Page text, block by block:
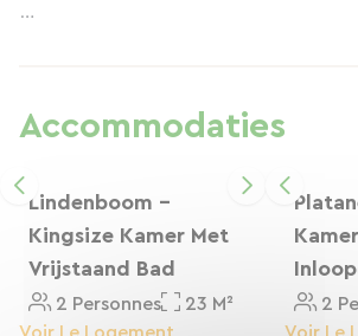
haute qualité, la maison convient
aux couples ou aux petits
campagne.
Nous avons la chance d’être
paysages magnifiques, avec des
d’itinéraires cyclables de tous
Accommodaties
Lindenboom -
Kingsize Kamer Met
Vrijstaand Bad
2 Personnes
23 M²
2